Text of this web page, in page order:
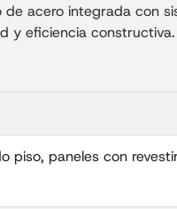
acero integrada con
y eficiencia constructiva.
piso, paneles con